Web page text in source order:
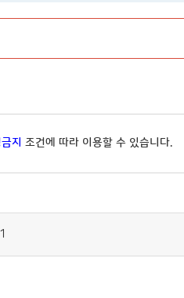
지 조건에 따라 이용할 수 있습니다.